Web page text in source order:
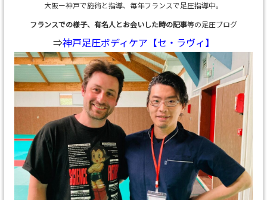
大阪ー神戸で施術と指導、 毎年フランスで足圧指導中。
フランスでの様子、有名人とお会いした時の記事等の足圧ブログ
⇒神戸足圧ボディケア【セ・ラヴィ】